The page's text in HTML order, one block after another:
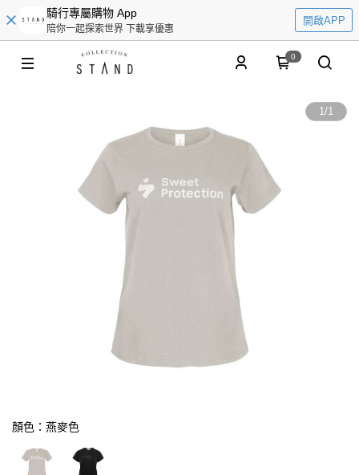
騎行專屬購物 App
陪你一起探索世界 下載享優惠
開啟APP
0
1/1
顏色：燕麥色